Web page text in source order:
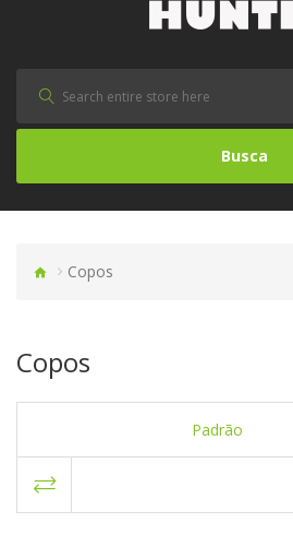
Busca
Copos
Copos
Padrão